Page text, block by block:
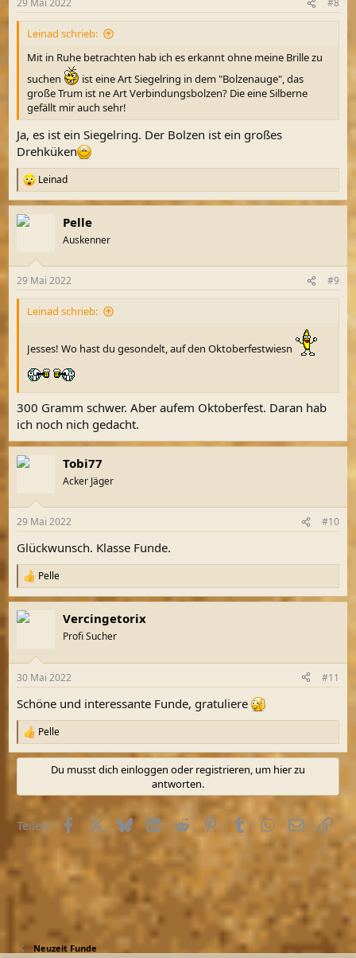
e
n
29 Mai 2022 #8
Leinad schrieb:
Mit in Ruhe betrachten hab ich es erkannt ohne meine Brille zu
suchen
ist eine Art Siegelring in dem "Bolzenauge", das
große Trum ist ne Art Verbindungsbolzen? Die eine Silberne
gefällt mir auch sehr!
Ja, es ist ein Siegelring. Der Bolzen ist ein großes
Drehküken
R
e
a
k
e
n
Leinad
Pelle
Auskenner
29 Mai 2022 #9
Leinad schrieb:
Jesses! Wo hast du gesondelt, auf den Oktoberfestwiesn
300 Gramm schwer. Aber aufem Oktoberfest. Daran hab
ich noch nich gedacht.
Tobi77
Acker Jäger
29 Mai 2022 #10
Glückwunsch. Klasse Funde.
R
e
a
k
e
:
Pelle
Vercingetorix
Profi Sucher
30 Mai 2022 #11
Schöne und interessante Funde, gratuliere
R
e
a
i
n
Pelle
Du musst dich einloggen oder registrieren, um hier zu
antworten.
Teilen: FacebookX (Twitter)
BlueskyLinkedInReddit PinterestTumblrWhatsApp
E-MailLink
Neuzeit Funde